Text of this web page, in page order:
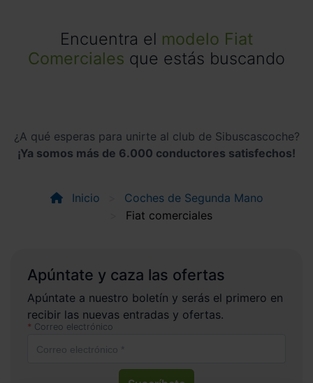
Encuentra el modelo Fiat
Comerciales que estás buscando
¿A qué esperas para unirte al club de Sibuscascoche?
¡Ya somos más de 6.000 conductores satisfechos!
Inicio
Coches de Segunda Mano
Fiat comerciales
Apúntate y caza las ofertas
Apúntate a nuestro boletín y serás el primero en
recibir las nuevas entradas y ofertas.
Correo electrónico